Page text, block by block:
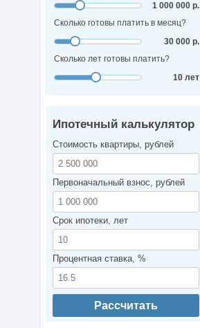
1 000 000 р.
Сколько готовы платить в месяц?
30 000 р.
Сколько лет готовы платить?
10 лет
Ипотечный калькулятор
Стоимость квартиры, рублей
Первоначальный взнос, рублей
Срок ипотеки, лет
Процентная ставка, %
Рассчитать